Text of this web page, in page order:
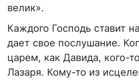
велик».
Каждого Господь ставит
дает свое послушание.
царем, как Давида, кого-
Лазаря. Кому-то из